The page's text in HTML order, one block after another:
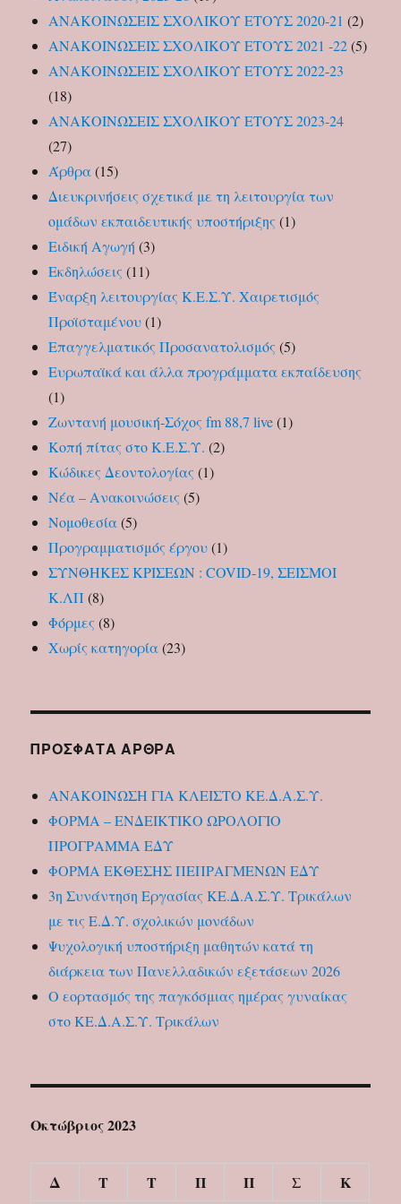
φυσική
καταστροφή”
ΑΝΑΚΟΙΝΩΣΕΙΣ ΣΧΟΛΙΚΟΥ ΕΤΟΥΣ 2020-21 (2)
ΑΝΑΚΟΙΝΩΣΕΙΣ ΣΧΟΛΙΚΟΥ ΕΤΟΥΣ 2021 -22(5)
ΑΝΑΚΟΙΝΩΣΕΙΣ ΣΧΟΛΙΚΟΥ ΕΤΟΥΣ 2022-23
(18)
ΑΝΑΚΟΙΝΩΣΕΙΣ ΣΧΟΛΙΚΟΥ ΕΤΟΥΣ 2023-24
(27)
Άρθρα(15)
Διευκρινήσεις σχετικά με τη λειτουργία των
ομάδων εκπαιδευτικής υποστήριξης (1)
Ειδική Αγωγή (3)
Εκδηλώσεις (11)
Έναρξη λειτουργίας Κ.Ε.Σ.Υ. Χαιρετισμός
Προϊσταμένου(1)
Επαγγελματικός Προσανατολισμός (5)
Ευρωπαϊκά και άλλα προγράμματα εκπαίδευσης
(1)
Ζωντανή μουσική-Σόχος fm 88,7 live(1)
Κοπή πίτας στο Κ.Ε.Σ.Υ. (2)
Κώδικες Δεοντολογίας (1)
Νέα – Ανακοινώσεις (5)
Νομοθεσία(5)
Προγραμματισμός έργου(1)
ΣΥΝΘΗΚΕΣ ΚΡΙΣΕΩΝ : COVID-19, ΣΕΙΣΜΟΙ
Κ.ΛΠ (8)
Φόρμες (8)
Χωρίς κατηγορία(23)
ΠΡΌΣΦΑΤΑ ΆΡΘΡΑ
ΑΝΑΚΟΙΝΩΣΗ ΓΙΑ ΚΛΕΙΣΤΟ ΚΕ.Δ.Α.Σ.Υ.
ΦΟΡΜΑ – ΕΝΔΕΙΚΤΙΚΟ ΩΡΟΛΟΓΙΟ
ΠΡΟΓΡΑΜΜΑ ΕΔΥ
ΦΟΡΜΑ ΕΚΘΕΣΗΣ ΠΕΠΡΑΓΜΕΝΩΝ ΕΔΥ
3η Συνάντηση Εργασίας ΚΕ.Δ.Α.Σ.Υ. Τρικάλων
με τις Ε.Δ.Υ. σχολικών μονάδων
Ψυχολογική υποστήριξη μαθητών κατά τη
διάρκεια των Πανελλαδικών εξετάσεων 2026
Ο εορτασμός της παγκόσμιας ημέρας γυναίκας
στο ΚΕ.Δ.Α.Σ.Υ. Τρικάλων
Οκτώβριος 2023
Δ Τ Τ Π Π Σ Κ